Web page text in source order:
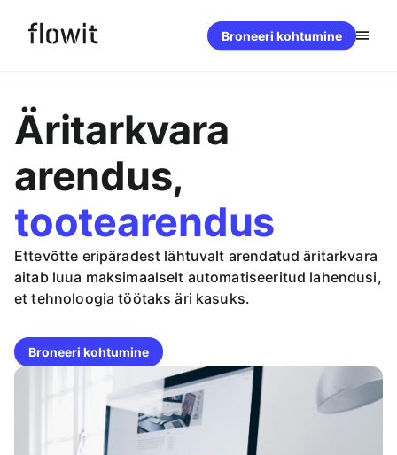
Broneeri kohtumine
Lahendused
Projektid
Kontakt
Meedia
Äritarkvara
arendus,
tootearendus
Ettevõtte eripäradest lähtuvalt arendatud äritarkvara
aitab luua maksimaalselt automatiseeritud lahendusi,
et tehnoloogia töötaks äri kasuks.
Broneeri kohtumine